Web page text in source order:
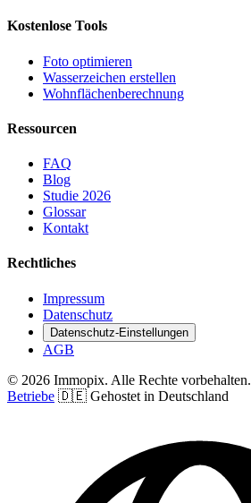
Kostenlose Tools
Foto optimieren
Wasserzeichen erstellen
Wohnflächen­berechnung
Ressourcen
FAQ
Blog
Studie 2026
Glossar
Kontakt
Rechtliches
Impressum
Datenschutz
Datenschutz-Einstellungen
AGB
© 2026 Immopix. Alle Rechte vorbehalten.
Betriebe 🇩🇪 Gehostet in Deutschland